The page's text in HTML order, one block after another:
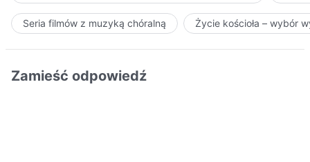
Seria filmów z muzyką chóralną Życie kościoła – wybór
Zamieść odpowiedź